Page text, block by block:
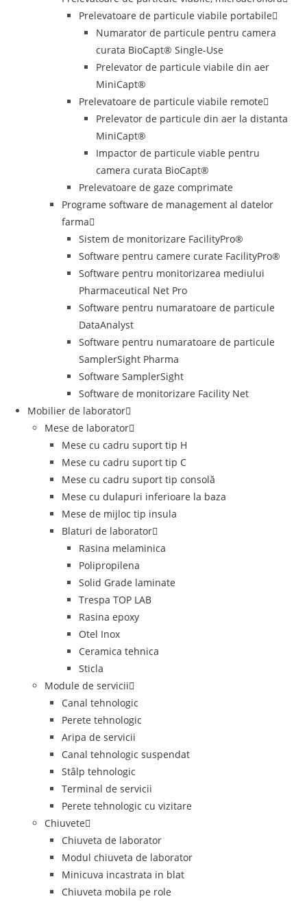
Prelevatoare de particule viabile portabile
Numarator de particule pentru camera
curata BioCapt® Single-Use
Prelevator de particule viabile din aer
MiniCapt®
Prelevatoare de particule viabile remote
Prelevator de particule din aer la distanta
MiniCapt®
Impactor de particule viable pentru
camera curata BioCapt®
Prelevatoare de gaze comprimate
Programe software de management al datelor
farma
Sistem de monitorizare FacilityPro®
Software pentru camere curate FacilityPro®
Software pentru monitorizarea mediului
Pharmaceutical Net Pro
Software pentru numaratoare de particule
DataAnalyst
Software pentru numaratoare de particule
SamplerSight Pharma
Software SamplerSight
Software de monitorizare Facility Net
Mobilier de laborator
Mese de laborator
Mese cu cadru suport tip H
Mese cu cadru suport tip C
Mese cu cadru suport tip consolă
Mese cu dulapuri inferioare la baza
Mese de mijloc tip insula
Blaturi de laborator
Rasina melaminica
Polipropilena
Solid Grade laminate
Trespa TOP LAB
Rasina epoxy
Otel Inox
Ceramica tehnica
Sticla
Module de servicii
Canal tehnologic
Perete tehnologic
Aripa de servicii
Canal tehnologic suspendat
Stâlp tehnologic
Terminal de servicii
Perete tehnologic cu vizitare
Chiuvete
Chiuveta de laborator
Modul chiuveta de laborator
Minicuva incastrata in blat
Chiuveta mobila pe role